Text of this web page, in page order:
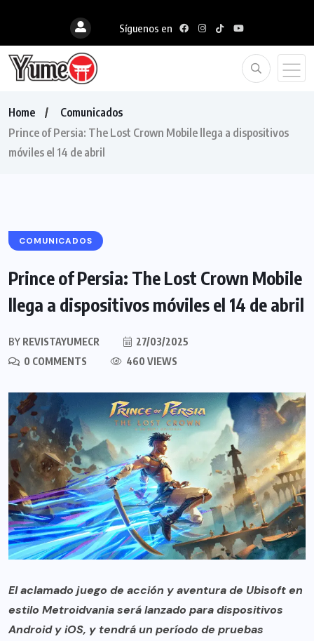
Síguenos en
Home
Comunicados
Prince of Persia: The Lost Crown Mobile llega a dispositivos
móviles el 14 de abril
COMUNICADOS
Prince of Persia: The Lost Crown Mobile
llega a dispositivos móviles el 14 de abril
BY REVISTAYUMECR
27/03/2025
0 COMMENTS
460 VIEWS
El aclamado juego de acción y aventura de Ubisoft en
estilo Metroidvania será lanzado para dispositivos
Android y iOS, y tendrá un período de pruebas